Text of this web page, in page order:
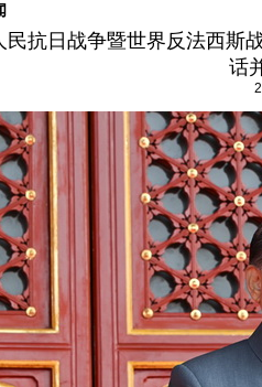
民抗日战争暨世界反法西斯
话